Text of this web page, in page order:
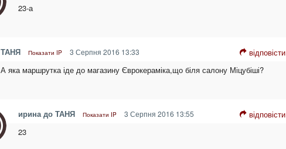
23-а
ТАНЯ Показати IP 3 Серпня 2016 13:33 відповісти
А яка маршрутка іде до магазину Єврокераміка,що біля салону Міцубіші?
ирина до ТАНЯ Показати IP 3 Серпня 2016 13:55 відповісти
23